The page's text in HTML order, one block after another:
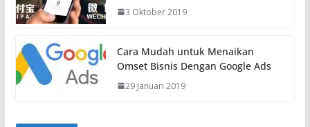
.
3 Oktober 2019
Cara Mudah untuk Menaikan
Omset Bisnis Dengan Google Ads
29 Januari 2019